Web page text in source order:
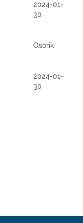
2024-01-
30
Osorik
2024-01-
30